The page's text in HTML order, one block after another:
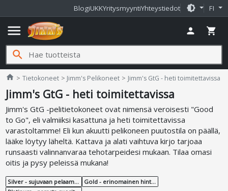
BlogiUKKYritysmyyntiYhteystiedot brightness_medium FI
menu person shopping_cart
search
home Jimms.fi
Tietokoneet Jimm's Pelikoneet Jimm's GtG - heti toimitettavissa
Jimm's GtG - heti toimitettavissa
Jimm's GtG -pelitietokoneet ovat nimensä veroisesti "Good
to Go", eli valmiiksi kasattuna ja heti toimitettavissa
varastoltamme! Eli kun akuutti pelikoneen puutostila on päällä,
lääke löytyy läheltä. Kattava ja alati vaihtuva kirjo tarjoaa
runsaasti valinnanvaraa tehotarpeidesi mukaan. Tilaa omasi
oitis ja pysy peleissä mukana!
Silver - sujuvaan pelaamiseen edullisesti
Gold - erinomainen hinta-laatusuhde